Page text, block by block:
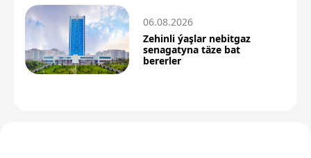
06.08.2026
Zehinli ýaşlar nebitgaz
senagatyna täze bat
bererler